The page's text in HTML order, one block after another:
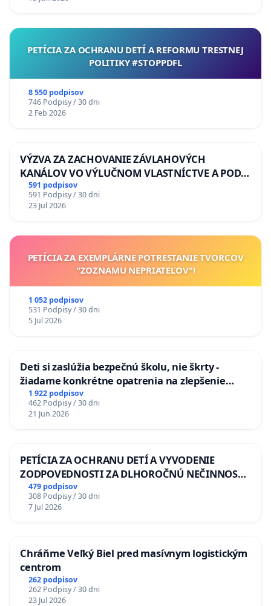
PETÍCIA ZA OCHRANU DETÍ A REFORMU TRESTNEJ
POLITIKY #STOPPDFL
8 550 podpisov
746 Podpisy / 30 dni
2 Feb 2026
VÝZVA ZA ZACHOVANIE ZÁVLAHOVÝCH
KANÁLOV VO VÝLUČNOM VLASTNÍCTVE A POD
KONTROLOU SLOVENSKEJ REPUBLIKY & žiadosť
na riešenie zanedbaného stavu závlahových a
odvodňovacích kanálov na Slovensku
591 podpisov
591 Podpisy / 30 dni
23 Jul 2026
PETÍCIA ZA EXEMPLÁRNE POTRESTANIE TVORCOV
"ZOZNAMU NEPRIATEĽOV"!
1 052 podpisov
531 Podpisy / 30 dni
5 Jul 2026
Deti si zaslúžia bezpečnú školu, nie škrty -
žiadame konkrétne opatrenia na zlepšenie
situácie v školstve
1 922 podpisov
462 Podpisy / 30 dni
21 Jun 2026
PETÍCIA ZA OCHRANU DETÍ A VYVODENIE
ZODPOVEDNOSTI ZA DLHOROČNÚ NEČINNOSŤ
A ZLYHANIE ŠTÁTU
479 podpisov
308 Podpisy / 30 dni
7 Jul 2026
Chráňme Veľký Biel pred masívnym logistickým
centrom
262 podpisov
262 Podpisy / 30 dni
23 Jul 2026